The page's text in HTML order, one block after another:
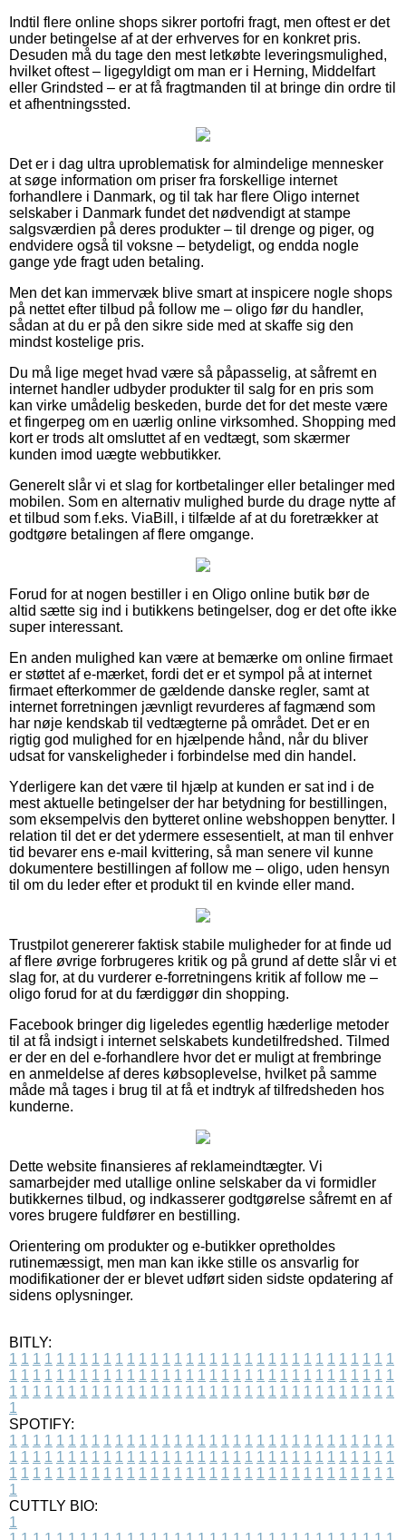
Indtil flere online shops sikrer portofri fragt, men oftest er det
under betingelse af at der erhverves for en konkret pris.
Desuden må du tage den mest letkøbte leveringsmulighed,
hvilket oftest – ligegyldigt om man er i Herning, Middelfart
eller Grindsted – er at få fragtmanden til at bringe din ordre til
et afhentningssted.
Det er i dag ultra uproblematisk for almindelige mennesker
at søge information om priser fra forskellige internet
forhandlere i Danmark, og til tak har flere Oligo internet
selskaber i Danmark fundet det nødvendigt at stampe
salgsværdien på deres produkter – til drenge og piger, og
endvidere også til voksne – betydeligt, og endda nogle
gange yde fragt uden betaling.
Men det kan immervæk blive smart at inspicere nogle shops
på nettet efter tilbud på follow me – oligo før du handler,
sådan at du er på den sikre side med at skaffe sig den
mindst kostelige pris.
Du må lige meget hvad være så påpasselig, at såfremt en
internet handler udbyder produkter til salg for en pris som
kan virke umådelig beskeden, burde det for det meste være
et fingerpeg om en uærlig online virksomhed. Shopping med
kort er trods alt omsluttet af en vedtægt, som skærmer
kunden imod uægte webbutikker.
Generelt slår vi et slag for kortbetalinger eller betalinger med
mobilen. Som en alternativ mulighed burde du drage nytte af
et tilbud som f.eks. ViaBill, i tilfælde af at du foretrækker at
godtgøre betalingen af flere omgange.
Forud for at nogen bestiller i en Oligo online butik bør de
altid sætte sig ind i butikkens betingelser, dog er det ofte ikke
super interessant.
En anden mulighed kan være at bemærke om online firmaet
er støttet af e-mærket, fordi det er et sympol på at internet
firmaet efterkommer de gældende danske regler, samt at
internet forretningen jævnligt revurderes af fagmænd som
har nøje kendskab til vedtægterne på området. Det er en
rigtig god mulighed for en hjælpende hånd, når du bliver
udsat for vanskeligheder i forbindelse med din handel.
Yderligere kan det være til hjælp at kunden er sat ind i de
mest aktuelle betingelser der har betydning for bestillingen,
som eksempelvis den bytteret online webshoppen benytter. I
relation til det er det ydermere essesentielt, at man til enhver
tid bevarer ens e-mail kvittering, så man senere vil kunne
dokumentere bestillingen af follow me – oligo, uden hensyn
til om du leder efter et produkt til en kvinde eller mand.
Trustpilot genererer faktisk stabile muligheder for at finde ud
af flere øvrige forbrugeres kritik og på grund af dette slår vi et
slag for, at du vurderer e-forretningens kritik af follow me –
oligo forud for at du færdiggør din shopping.
Facebook bringer dig ligeledes egentlig hæderlige metoder
til at få indsigt i internet selskabets kundetilfredshed. Tilmed
er der en del e-forhandlere hvor det er muligt at frembringe
en anmeldelse af deres købsoplevelse, hvilket på samme
måde må tages i brug til at få et indtryk af tilfredsheden hos
kunderne.
Dette website finansieres af reklameindtægter. Vi
samarbejder med utallige online selskaber da vi formidler
butikkernes tilbud, og indkasserer godtgørelse såfremt en af
vores brugere fuldfører en bestilling.
Orientering om produkter og e-butikker opretholdes
rutinemæssigt, men man kan ikke stille os ansvarlig for
modifikationer der er blevet udført siden sidste opdatering af
sidens oplysninger.
BITLY:
1 1 1 1 1 1 1 1 1 1 1 1 1 1 1 1 1 1 1 1 1 1 1 1 1 1 1 1 1 1 1 1 1
1 1 1 1 1 1 1 1 1 1 1 1 1 1 1 1 1 1 1 1 1 1 1 1 1 1 1 1 1 1 1 1 1
1 1 1 1 1 1 1 1 1 1 1 1 1 1 1 1 1 1 1 1 1 1 1 1 1 1 1 1 1 1 1 1 1
1
SPOTIFY:
1 1 1 1 1 1 1 1 1 1 1 1 1 1 1 1 1 1 1 1 1 1 1 1 1 1 1 1 1 1 1 1 1
1 1 1 1 1 1 1 1 1 1 1 1 1 1 1 1 1 1 1 1 1 1 1 1 1 1 1 1 1 1 1 1 1
1 1 1 1 1 1 1 1 1 1 1 1 1 1 1 1 1 1 1 1 1 1 1 1 1 1 1 1 1 1 1 1 1
1
CUTTLY BIO:
1